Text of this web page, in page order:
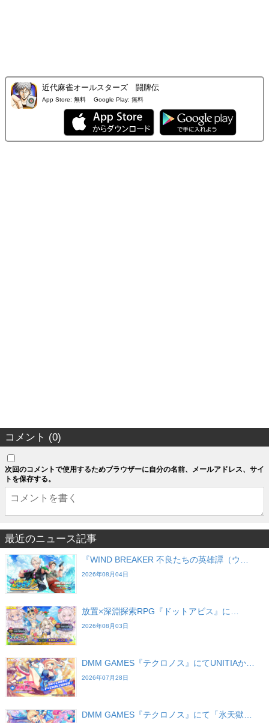
近代麻雀オールスターズ 闘牌伝
App Store: 無料 Google Play: 無料
コメント (0)
次回のコメントで使用するためブラウザーに自分の名前、メールアドレス、サイ
トを保存する。
最近のニュース記事
『WIND BREAKER 不良たちの英雄譚（ウ…
2026年08月04日
放置×深淵探索RPG『ドットアビス』に…
2026年08月03日
DMM GAMES『テクロノス』にてUNITIAか…
2026年07月28日
DMM GAMES『テクロノス』にて「氷天獄…